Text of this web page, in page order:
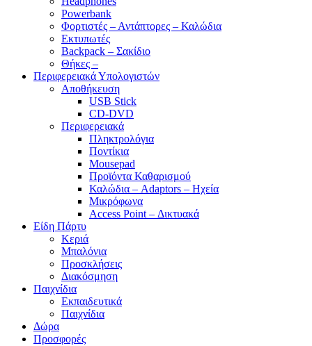
Powerbank
Φορτιστές – Αντάπτορες – Καλώδια
Εκτυπωτές
Backpack – Σακίδιο
Θήκες –
Περιφερειακά Υπολογιστών
Αποθήκευση
USB Stick
CD-DVD
Περιφερειακά
Πληκτρολόγια
Ποντίκια
Mousepad
Προϊόντα Καθαρισμού
Καλώδια – Adaptors – Ηχεία
Μικρόφωνα
Access Point – Δικτυακά
Είδη Πάρτυ
Κεριά
Μπαλόνια
Προσκλήσεις
Διακόσμηση
Παιχνίδια
Εκπαιδευτικά
Παιχνίδια
Δώρα
Προσφορές